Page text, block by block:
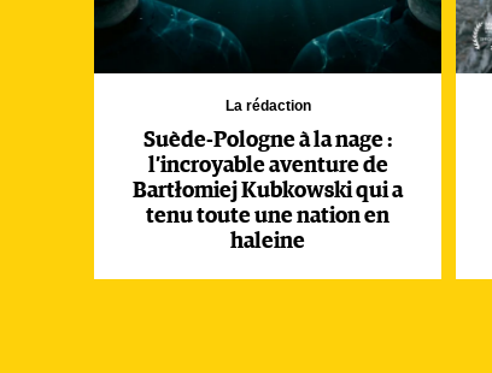
La rédaction
Suède-Pologne à la nage :
l’incroyable aventure de
Bartłomiej Kubkowski qui a
tenu toute une nation en
haleine